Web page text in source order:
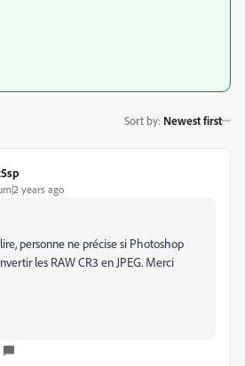
Sort by: Newest first
years ago
personne ne précise si Photoshop
les RAW CR3 en JPEG. Merci